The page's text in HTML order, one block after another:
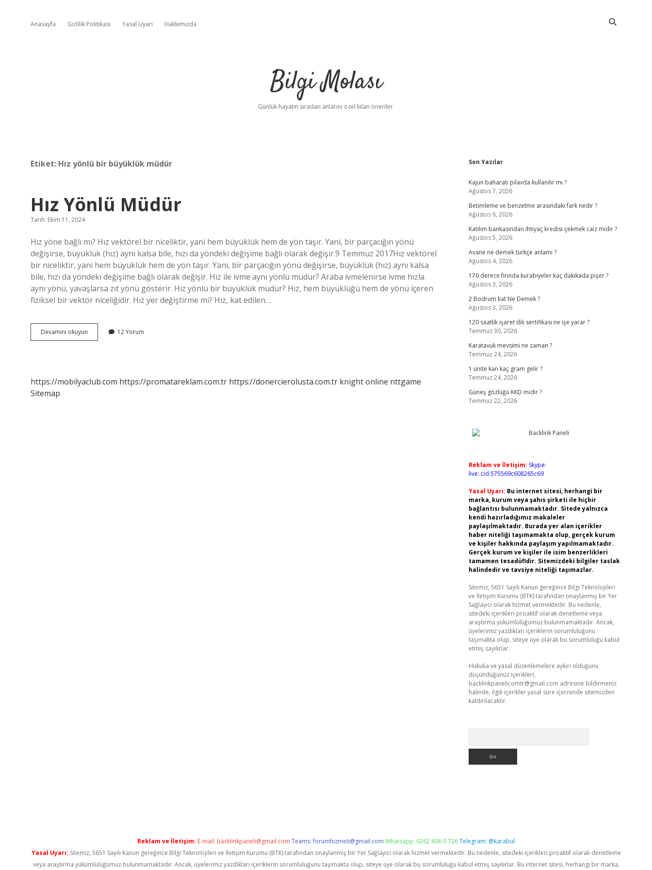
Anasayfa Gizlilik Politikası Yasal Uyarı Hakkımızda
Bilgi Molası
Günlük hayatın sıradan anlarını özel kılan öneriler.
Etiket: Hız yönlü bir büyüklük müdür
Hız Yönlü Müdür
Tarih: Ekim 11, 2024
Hız yöne bağlı mı? Hız vektörel bir niceliktir, yani hem büyüklük hem de yön taşır. Yani, bir parçacığın yönü
değişirse, büyüklük (hız) aynı kalsa bile, hızı da yöndeki değişime bağlı olarak değişir.9 Temmuz 2017Hız vektörel
bir niceliktir, yani hem büyüklük hem de yön taşır. Yani, bir parçacığın yönü değişirse, büyüklük (hız) aynı kalsa
bile, hızı da yöndeki değişime bağlı olarak değişir. Hız ile ivme aynı yönlü müdür? Araba ivmelenirse ivme hızla
aynı yönü, yavaşlarsa zıt yönü gösterir. Hız yönlü bir büyüklük müdür? Hız, hem büyüklüğü hem de yönü içeren
fiziksel bir vektör niceliğidir. Hız yer değiştirme mi? Hız, kat edilen…
Devamını okuyun
Yönlü
12 Yorum
https://mobilyaclub.com https://promatareklam.com.tr https://donercierolusta.com.tr knight online nttgame
Sitemap
Sidebar
Son Yazılar
Kajun baharatı pilavda kullanılır mı ?
Ağustos 7, 2026
Betimleme ve benzetme arasındaki fark nedir ?
Ağustos 6, 2026
Katılım bankasından ihtiyaç kredisi çekmek caiz midir ?
Ağustos 5, 2026
Avane ne demek türkçe anlamı ?
Ağustos 4, 2026
170 derece fırında kurabiyeler kaç dakikada pişer ?
Ağustos 3, 2026
2 Bodrum kat Ne Demek ?
Ağustos 3, 2026
120 saatlik işaret dili sertifikası ne işe yarar ?
Temmuz 30, 2026
Karatavuk mevsimi ne zaman ?
Temmuz 24, 2026
1 ünite kan kaç gram gelir ?
Temmuz 24, 2026
Güneş gözlüğü KKD midir ?
Temmuz 22, 2026
Reklam ve İletişim: Skype:
live:.cid.575569c608265c69
Yasal Uyarı: Bu internet sitesi, herhangi bir
marka, kurum veya şahıs şirketi ile hiçbir
bağlantısı bulunmamaktadır. Sitede yalnızca
kendi hazırladığımız makaleler
paylaşılmaktadır. Burada yer alan içerikler
haber niteliği taşımamakta olup, gerçek kurum
ve kişiler hakkında paylaşım yapılmamaktadır.
Gerçek kurum ve kişiler ile isim benzerlikleri
tamamen tesadüfidir. Sitemizdeki bilgiler taslak
halindedir ve tavsiye niteliği taşımazlar.
Sitemiz, 5651 Sayılı Kanun gereğince Bilgi Teknolojileri
ve İletişim Kurumu (BTK) tarafından onaylanmış bir Yer
Sağlayıcı olarak hizmet vermektedir. Bu nedenle,
sitedeki içerikleri proaktif olarak denetleme veya
araştırma yükümlülüğümüz bulunmamaktadır. Ancak,
üyelerimiz yazdıkları içeriklerin sorumluluğunu
taşımakta olup, siteye üye olarak bu sorumluluğu kabul
etmiş sayılırlar.
Hukuka ve yasal düzenlemelere aykırı olduğunu
düşündüğünüz içerikleri,
backlinkpanelicomtr@gmail.com adresine bildirmeniz
halinde, ilgili içerikler yasal süre içerisinde sitemizden
kaldırılacaktır.
Reklam ve İletişim: E-mail: backlinkpaneli@gmail.com Teams:forumhizmeti@gmail.com Whatsapp: 0262 606 0 726Telegram: @karabul
Yasal Uyarı: Sitemiz, 5651 Sayılı Kanun gereğince Bilgi Teknolojileri ve İletişim Kurumu (BTK) tarafından onaylanmış bir Yer Sağlayıcı olarak hizmet vermektedir. Bu nedenle, sitedeki içerikleri proaktif olarak denetleme
veya araştırma yükümlülüğümüz bulunmamaktadır. Ancak, üyelerimiz yazdıkları içeriklerin sorumluluğunu taşımakta olup, siteye üye olarak bu sorumluluğu kabul etmiş sayılırlar. Bu internet sitesi, herhangi bir marka,